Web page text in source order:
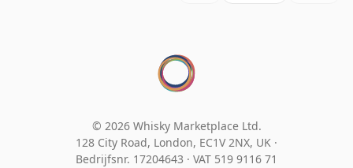
© 2026 Whisky Marketplace Ltd.
128 City Road, London, EC1V 2NX, UK ·
Bedrijfsnr. 17204643 · VAT 519 9116 71